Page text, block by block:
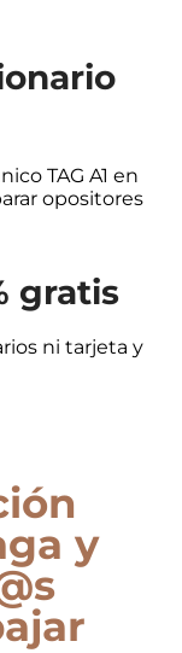
TAG A1 en
opositores
gratis
ni tarjeta y
y